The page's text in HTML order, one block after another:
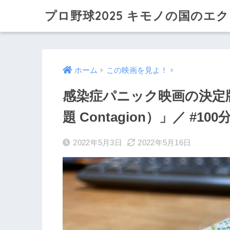
プロ野球2025 キモノの国のエ
ホーム この映画を見よ！
感染症パニック映画の決
題 Contagion）」／ #100
2022年5月3日 2022年5月16日